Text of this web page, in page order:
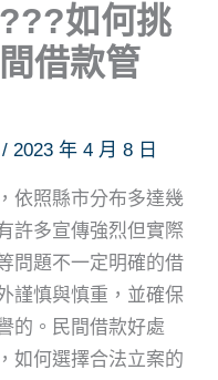
如何挑
借款管
/2023 年 4 月 8 日
依照縣市分布多達幾
許多宣傳強烈但實際
問題不一定明確的借
謹慎與慎重，並確保
的。民間借款好處
如何選擇合法立案的